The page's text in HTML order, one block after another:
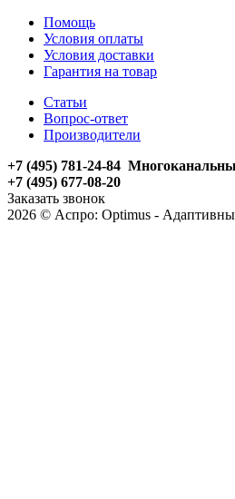
Помощь
Условия оплаты
Условия доставки
Гарантия на товар
Статьи
Вопрос-ответ
Производители
+7 (495) 781-24-84
+7 (495) 677-08-20
Заказать звонок
2026 © Аспро: Optimus -